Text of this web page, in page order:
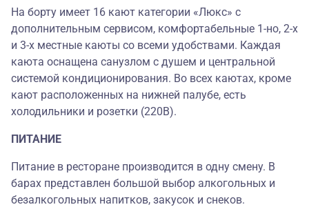
На борту имеет 16 кают категории «Люкс» с
дополнительным сервисом, комфортабельные 1-но, 2-х
и 3-х местные каюты со всеми удобствами. Каждая
каюта оснащена санузлом с душем и центральной
системой кондиционирования. Во всех каютах, кроме
кают расположенных на нижней палубе, есть
холодильники и розетки (220В).
ПИТАНИЕ
Питание в ресторане производится в одну смену. В
барах представлен большой выбор алкогольных и
безалкогольных напитков, закусок и снеков.